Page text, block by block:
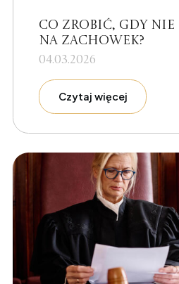
Co zrobić, gdy nie
na zachowek?
04.03.2026
Czytaj więcej